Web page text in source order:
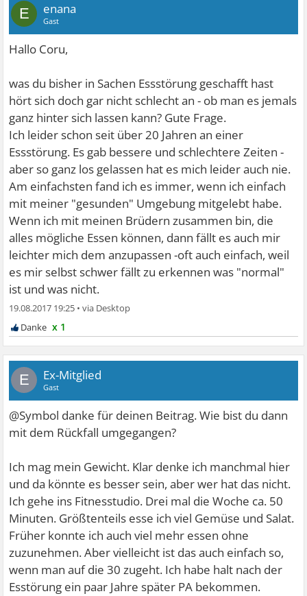
E enana
Gast
Hallo Coru,
was du bisher in Sachen Essstörung geschafft hast
hört sich doch gar nicht schlecht an - ob man es jemals
ganz hinter sich lassen kann? Gute Frage.
Ich leider schon seit über 20 Jahren an einer
Essstörung. Es gab bessere und schlechtere Zeiten -
aber so ganz los gelassen hat es mich leider auch nie.
Am einfachsten fand ich es immer, wenn ich einfach
mit meiner "gesunden" Umgebung mitgelebt habe.
Wenn ich mit meinen Brüdern zusammen bin, die
alles mögliche Essen können, dann fällt es auch mir
leichter mich dem anzupassen -oft auch einfach, weil
es mir selbst schwer fällt zu erkennen was "normal"
ist und was nicht.
19.08.2017 19:25 •
x 1
E Ex-Mitglied
Gast
@Symbol danke für deinen Beitrag. Wie bist du dann
mit dem Rückfall umgegangen?
Ich mag mein Gewicht. Klar denke ich manchmal hier
und da könnte es besser sein, aber wer hat das nicht.
Ich gehe ins Fitnesstudio. Drei mal die Woche ca. 50
Minuten. Größtenteils esse ich viel Gemüse und Salat.
Früher konnte ich auch viel mehr essen ohne
zuzunehmen. Aber vielleicht ist das auch einfach so,
wenn man auf die 30 zugeht. Ich habe halt nach der
Esstörung ein paar Jahre später PA bekommen.